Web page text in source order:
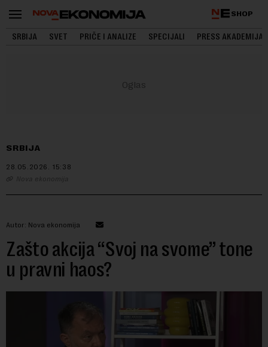
SHOP
SRBIJA SVET PRIČE I ANALIZE SPECIJALI PRESS AKADEMIJA
SRBIJA
28.05.2026. 15:38
Nova ekonomija
Autor: Nova ekonomija
Zašto akcija “Svoj na svome” tone
u pravni haos?